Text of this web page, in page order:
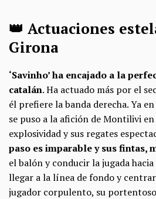
👑 Actuaciones
Girona
‘Savinho’ ha encajado a la
catalán. Ha actuado más por el
él prefiere la banda derecha. Ya
se puso a la afición de Montilivi
explosividad y sus regates
paso es imparable y sus fintas,
el balón y conducir la jugada
llegar a la línea de fondo y
jugador corpulento, su